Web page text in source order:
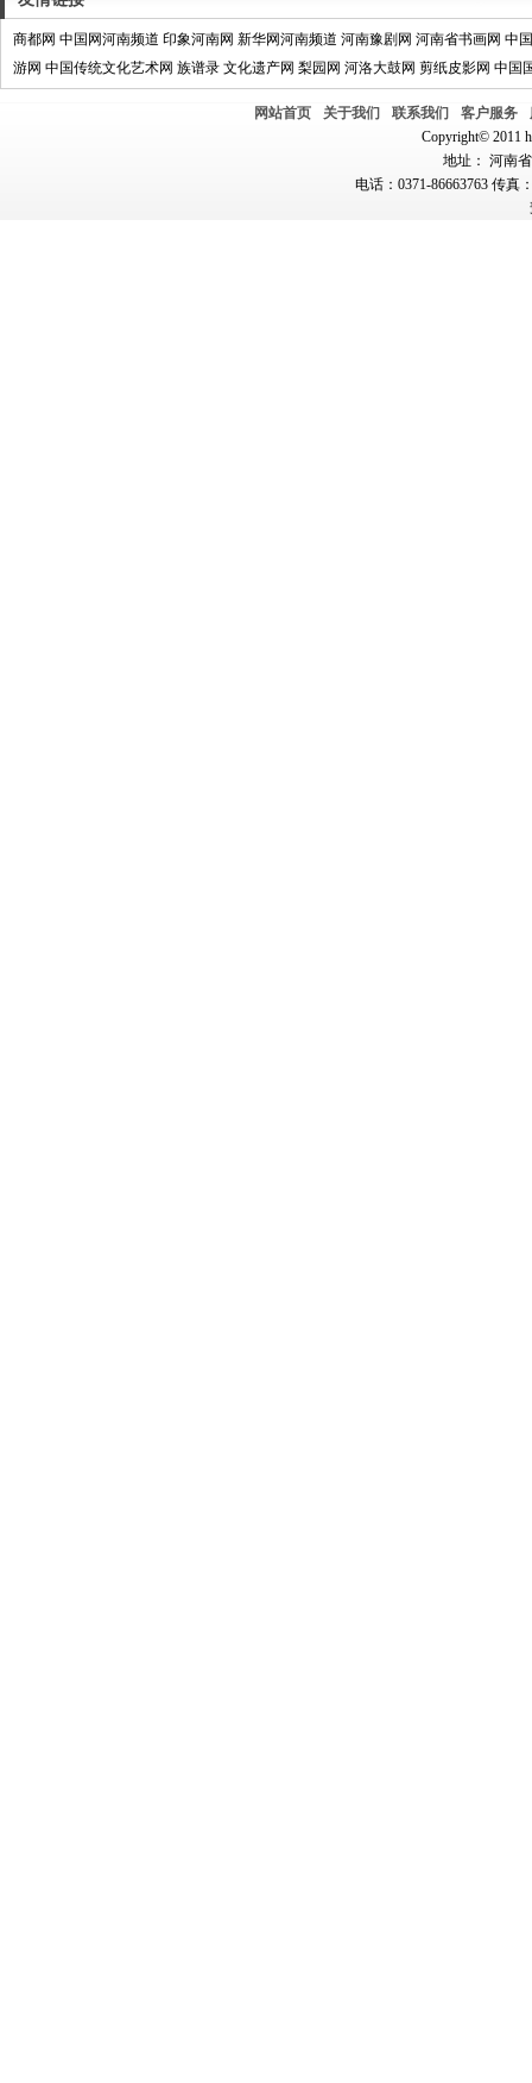
商都网 中国网河南频道 印象河南网 新华网河南频道 河南豫剧网 河南省书画网 中
游网 中国传统文化艺术网 族谱录 文化遗产网 梨园网 河洛大鼓网 剪纸皮影网 中国
网站首页 关于我们 联系我们 客户服务
Copyright© 2011
地址： 河南
电话：0371-86663763 传真